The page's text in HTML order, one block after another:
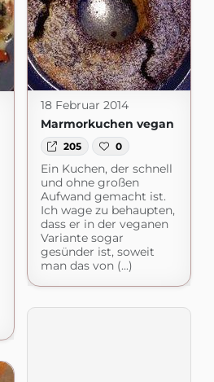
18 Februar 2014
Marmorkuchen vegan
205 0
Ein Kuchen, der schnell
und ohne großen
Aufwand gemacht ist.
Ich wage zu behaupten,
dass er in der veganen
Variante sogar
gesünder ist, soweit
man das von (...)